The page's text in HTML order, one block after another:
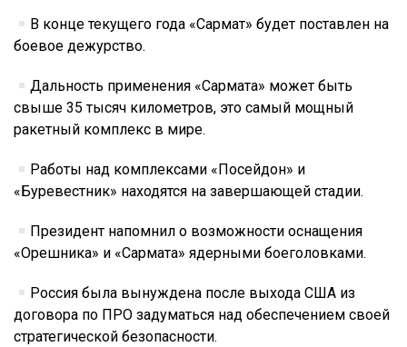
В конце текущего года «Сармат» будет поставлен на
боевое дежурство.
Дальность применения «Сармата» может быть
свыше 35 тысяч километров, это самый мощный
ракетный комплекс в мире.
Работы над комплексами «Посейдон» и
«Буревестник» находятся на завершающей стадии.
Президент напомнил о возможности оснащения
«Орешника» и «Сармата» ядерными боеголовками.
Россия была вынуждена после выхода США из
договора по ПРО задуматься над обеспечением своей
стратегической безопасности.